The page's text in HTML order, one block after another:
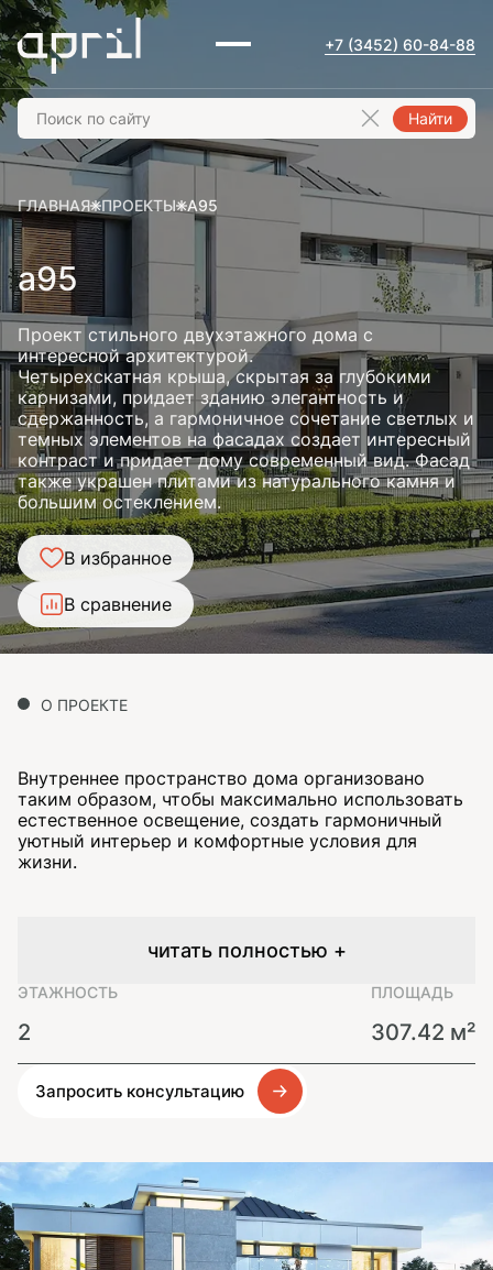
+7 (3452) 60-84-88
Найти
ГЛАВНАЯ ПРОЕКТЫ A95
a95
Проект стильного двухэтажного дома с
интересной архитектурой.
Четырехскатная крыша, скрытая за глубокими
карнизами, придает зданию элегантность и
сдержанность, а гармоничное сочетание светлых и
темных элементов на фасадах создает интересный
контраст и придает дому современный вид. Фасад
также украшен плитами из натурального камня и
большим остеклением.
В избранное
В сравнение
О ПРОЕКТЕ
Внутреннее пространство дома организовано
таким образом, чтобы максимально использовать
естественное освещение, создать гармоничный
уютный интерьер и комфортные условия для
жизни.
читать полностью +
ЭТАЖНОСТЬ
2
ПЛОЩАДЬ
307.42 м²
Запросить консультацию